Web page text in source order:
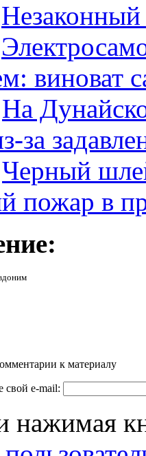
виноват
На
за
Черный
пожар в
к материалу
свой e-mail:
нажимая